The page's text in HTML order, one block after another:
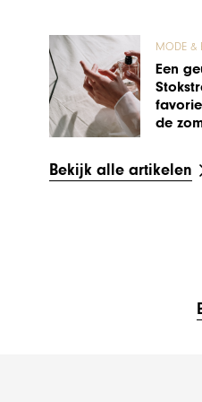
MODE &
Een
de
Bekijk alle artikelen